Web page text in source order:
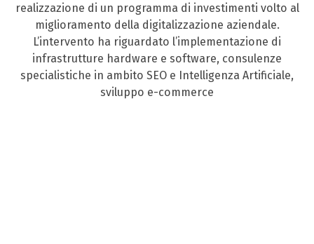
realizzazione di un programma di investimenti volto al
miglioramento della digitalizzazione aziendale.
L’intervento ha riguardato l’implementazione di
infrastrutture hardware e software, consulenze
specialistiche in ambito SEO e Intelligenza Artificiale,
sviluppo e-commerce